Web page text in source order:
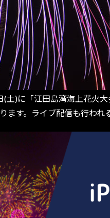
)に「江田島湾海上花火
す。ライブ配信も行われ